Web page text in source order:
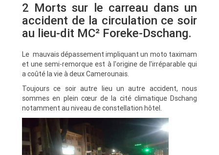
2 Morts sur le carreau dans un
accident de la circulation ce soir
au lieu-dit MC² Foreke-Dschang.
Le mauvais dépassement impliquant un moto taximam
et une semi-remorque est à l'origine de l'irréparable qui
a coûté la vie à deux Camerounais.
Toujours ce soir autre lieu un autre accident, nous
sommes en plein cœur de la cité climatique Dschang
notamment au niveau de constellation hôtel.